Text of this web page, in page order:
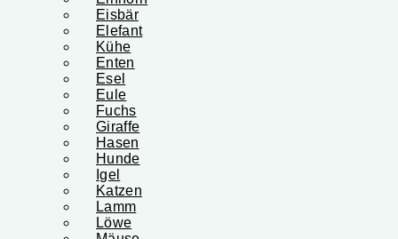
Eisbär
Elefant
Kühe
Enten
Esel
Eule
Fuchs
Giraffe
Hasen
Hunde
Igel
Katzen
Lamm
Löwe